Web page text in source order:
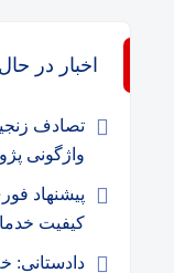
اخبار در
تصادف
واژگونی پژو ۲۰۶ + تصاویر
پیشنهاد
کیفیت
دادستانی: